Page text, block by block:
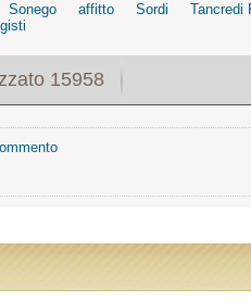
Sonego affitto Sordi
Tancredi
15958